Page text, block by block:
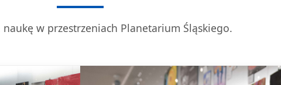
naukę w przestrzeniach Planetarium Śląskiego.